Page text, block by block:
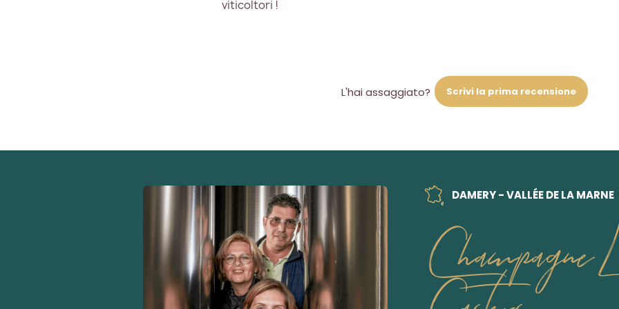
viticoltori !
L'hai assaggiato? Scrivi la prima recensione
DAMERY - VALLÉE DE LA MARNE
Champagne